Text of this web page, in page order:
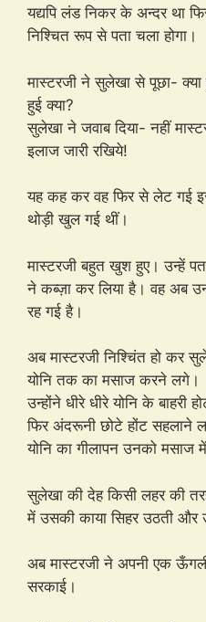
यद्यपि लंड निकर के अन्दर था
निश्चित रूप से पता चला होगा।
मास्टरजी ने सुलेखा से पूछा-
हुई क्या?
सुलेखा ने जवाब दिया- नहीं
इलाज जारी रखिये!
यह कह कर वह फिर से लेट गई
थोड़ी खुल गई थीं।
मास्टरजी बहुत खुश हुए। उन्हें
ने कब्ज़ा कर लिया है। वह अब
रह गई है।
अब मास्टरजी निश्चिंत हो कर
योनि तक का मसाज करने लगे।
उन्होंने धीरे धीरे योनि के बाहरी
फिर अंदरूनी छोटे होंट सहलाने
योनि का गीलापन उनको मसाज
सुलेखा की देह किसी लहर की
में उसकी काया सिहर उठती और
अब मास्टरजी ने अपनी एक
सरकाई।